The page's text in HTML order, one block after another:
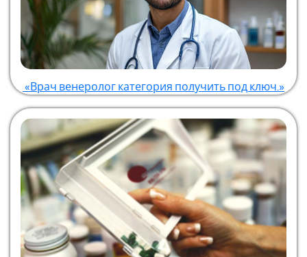
«Врач венеролог категория получить под ключ.»